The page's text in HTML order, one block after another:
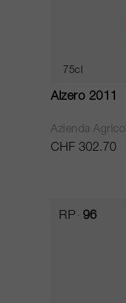
75cl
Alzero 2011
Azienda
CHF 302.70
RP 96